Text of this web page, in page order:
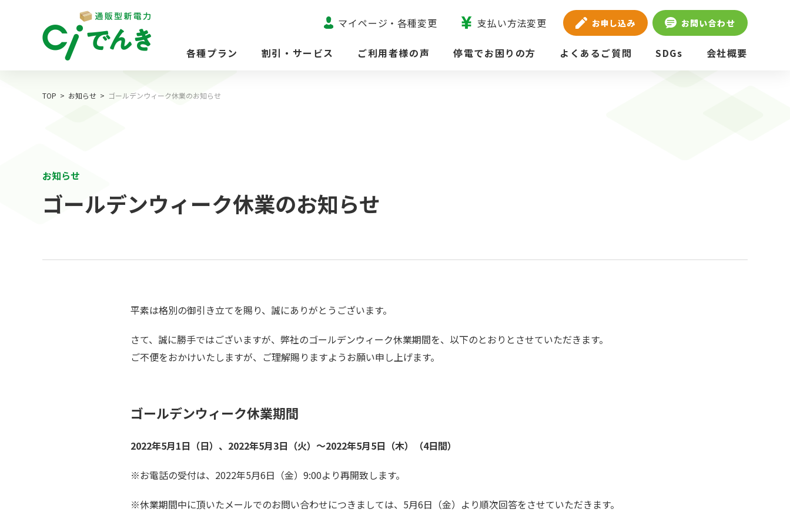
マイページ・各種変更 支払い方法変更 お申し込み お問い合わせ
各種プラン 割引・サービス ご利用者様の声 停電でお困りの方 よくあるご質問 SDGs 会社概要
TOP お知らせ ゴールデンウィーク休業のお知らせ
お知らせ
ゴールデンウィーク休業のお知らせ
平素は格別の御引き立てを賜り、誠にありがとうございます。
さて、誠に勝手ではございますが、弊社のゴールデンウィーク休業期間を、以下のとおりとさせていただきます。
ご不便をおかけいたしますが、ご理解賜りますようお願い申し上げます。
ゴールデンウィーク休業期間
2022年5月1日（日）、2022年5月3日（火）～2022年5月5日（木）（4日間）
※お電話の受付は、2022年5月6日（金）9:00より再開致します。
※休業期間中に頂いたメールでのお問い合わせにつきましては、5月6日（金）より順次回答をさせていただきます。